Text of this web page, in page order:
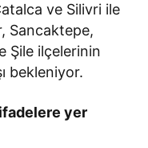
ve Silivri ile
Sancaktepe,
Şile ilçelerinin
bekleniyor.
yer